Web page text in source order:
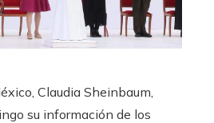
Claudia Sheinbaum,
su información de los